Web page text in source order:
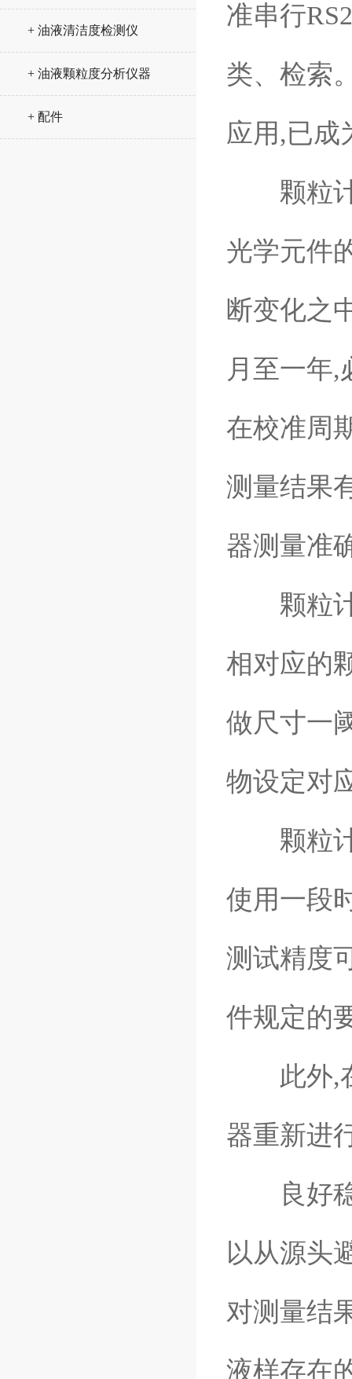
+ 油液清洁度检测仪
+ 油液颗粒度分析仪器
+ 配件
准串行
类、检索
应用,已成
颗粒计
光学元件
断变化之
月至一年
在校准周
测量结果
器测量准
颗粒计
相对应的
做尺寸一
物设定对
颗粒计
使用一段
测试精度
件规定的
此外,在
器重新进
良好稳
以从源头
对测量结
液样存在